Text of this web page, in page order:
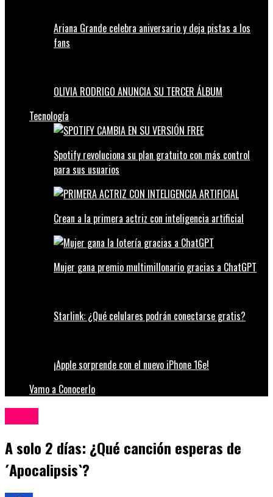
Ariana Grande celebra aniversario y deja pistas a los
fans
OLIVIA RODRIGO ANUNCIA SU TERCER ÁLBUM
Tecnología
Spotify revoluciona su plan gratuito con más control
para sus usuarios
Crean a la primera actriz con inteligencia artificial
Mujer gana premio multimillonario gracias a ChatGPT
Starlink: ¿Qué celulares podrán conectarse gratis?
¡Apple sorprende con el nuevo iPhone 16e!
Vamo a Conocerlo
A solo 2 días: ¿Qué canción esperas de
´Apocalipsis`?